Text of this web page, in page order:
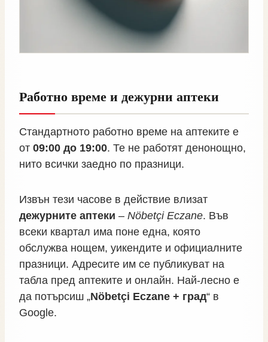
Работно време и дежурни аптеки
Стандартното работно време на аптеките е
от 09:00 до 19:00. Те не работят денонощно,
нито всички заедно по празници.
Извън тези часове в действие влизат
дежурните аптеки – Nöbetçi Eczane. Във
всеки квартал има поне една, която
обслужва нощем, уикендите и официалните
празници. Адресите им се публикуват на
табла пред аптеките и онлайн. Най‑лесно е
да потърсиш „Nöbetçi Eczane + град“ в
Google.